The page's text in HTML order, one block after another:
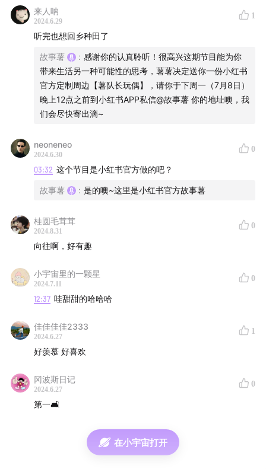
25:30 我终于开发出了能卖钱的，大规模养殖鱼池。
一口新鲜的番茄，让一位艺术生决定回村种地
突如其来的台风，让我在淤泥中解放天性
所有的番茄全死了，我要打道回府吗
36:35
去农村种地，治好了我的容貌焦虑
🎁福利时间
在本期节目评论区分享你的收听感受，我们会在7月5日选
取3位听众，送出小红书官方周边——薯队长玩偶。
来人呐
2024.6.29
1
听完也想回乡种田了
故事薯 : 感谢你的认真聆听！很高兴这期节目能为你
带来生活另一种可能性的思考，薯薯决定送你一份小红书
官方定制周边【薯队长玩偶】，请你于下周一（7月8日）
晚上12点之前到小红书APP私信@故事薯 你的地址噢，我
们会尽快寄出滴~
neoneneo
2024.6.30
0
03:32 这个节目是小红书官方做的吧？
故事薯 : 是的噢~这里是小红书官方故事薯
桂圆毛茸茸
2024.8.31
0
向往啊，好有趣
小宇宙里的一颗星
2024.7.11
0
12:37 哇甜甜的哈哈哈
佳佳佳佳2333
2024.6.27
1
好羡慕 好喜欢
冈波斯日记
2024.6.27
0
第一🛋️
在小宇宙打开